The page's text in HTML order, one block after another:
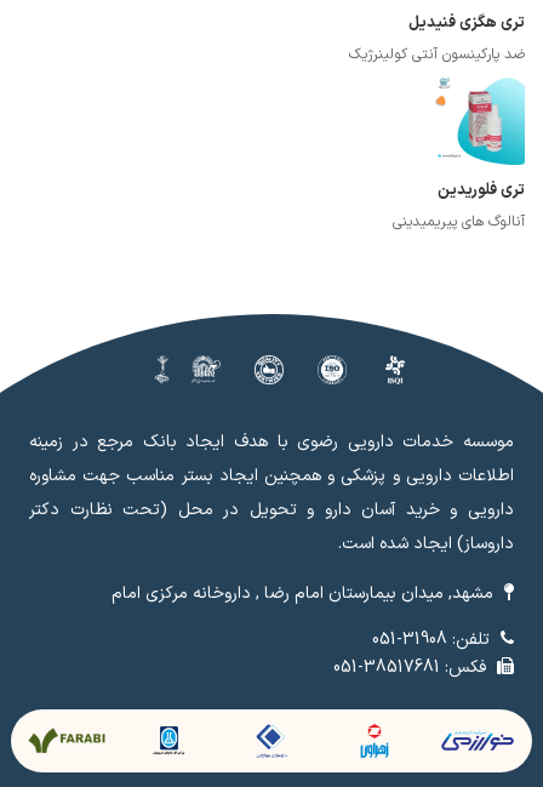
تری هگزی فنیدیل
ضد پارکینسون آنتی کولینرژیک
تری فلوریدین
آنالوگ های پیریمیدینی
موسسه خدمات دارویی رضوی با هدف ایجاد بانک مرجع در زمینه
اطلاعات دارویی و پزشکی و همچنین ایجاد بستر مناسب جهت مشاوره
دارویی و خرید آسان دارو و تحویل در محل (تحت نظارت دکتر
داروساز) ایجاد شده است.
مشهد, میدان بیمارستان امام رضا , داروخانه مرکزی امام
تلفن: 31908-051
فکس: 38517681-051